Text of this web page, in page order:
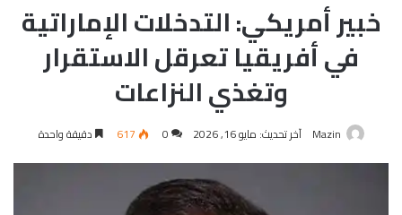
خبير أمريكي: التدخلات الإماراتية
في أفريقيا تعرقل الاستقرار
وتغذي النزاعات
Mazin آخر تحديث: مايو 16, 2026 0
617 دقيقة واحدة